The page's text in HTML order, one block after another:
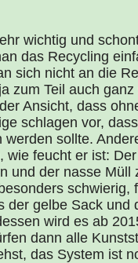
wichtig und
das Recycling
sich nicht an die
zum Teil auch
Ansicht, dass
schlagen vor,
sollte.
feucht er ist:
und der nasse Müll
schwierig,
gelbe Sack und
wird es ab
dann alle
das System ist